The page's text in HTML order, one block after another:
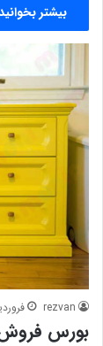
بیشتر
rezvan فروردین
بورس